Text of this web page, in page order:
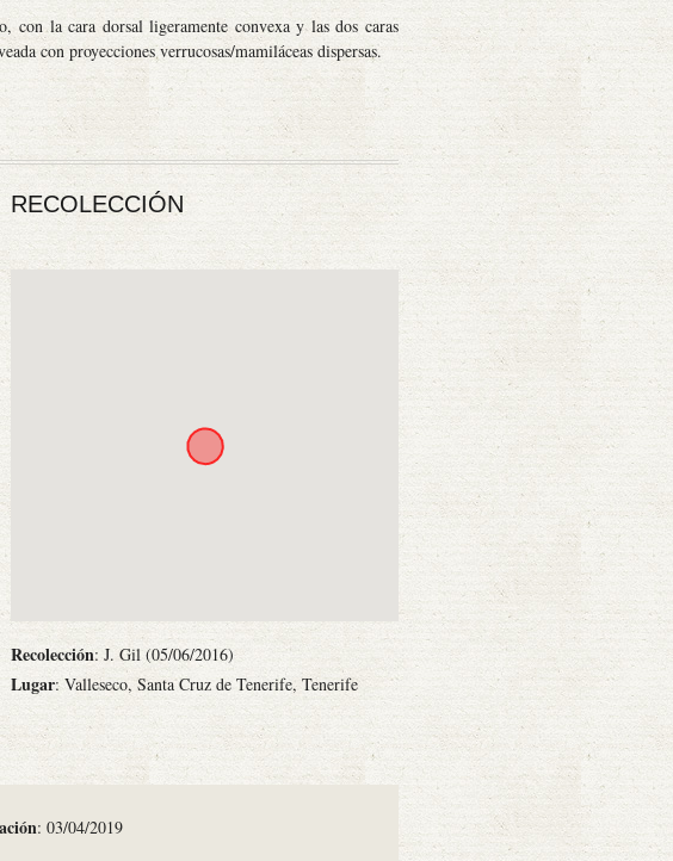
con la cara dorsal ligeramente convexa y las dos caras
con proyecciones verrucosas/mamiláceas dispersas.
RECOLECCIÓN
Recolección: J. Gil (05/06/2016)
Lugar: Valleseco, Santa Cruz de Tenerife, Tenerife
: 03/04/2019